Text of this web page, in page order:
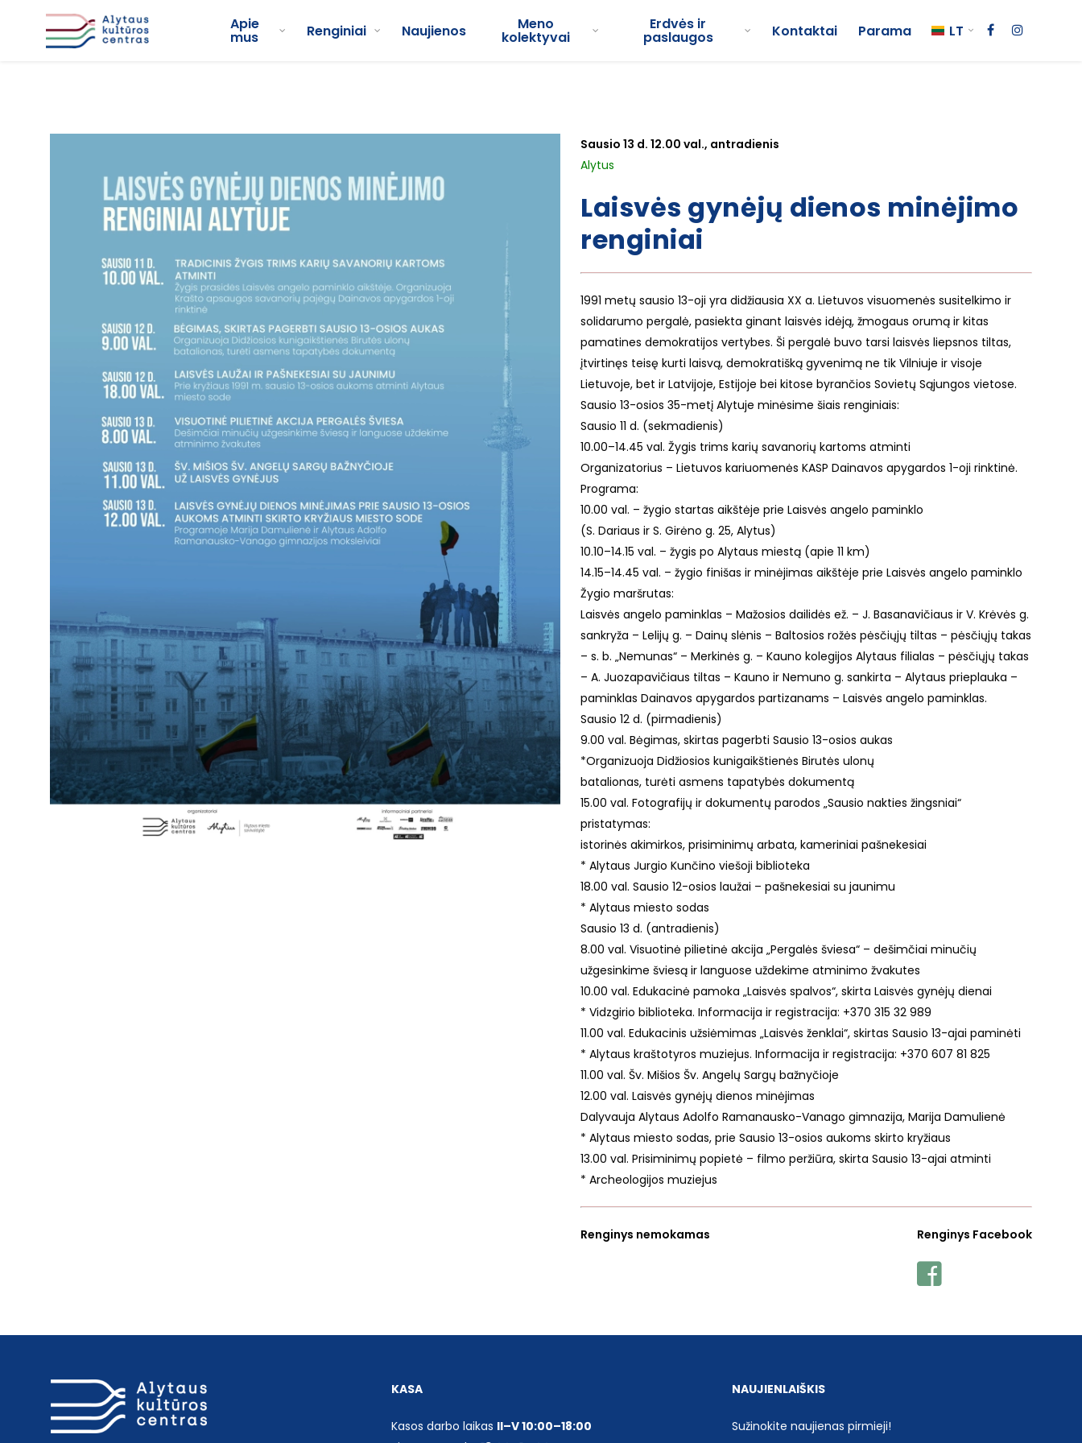
Apie
mus Renginiai Naujienos Meno
kolektyvai
Erdvės ir
paslaugos Kontaktai Parama LT
Sausio 13 d. 12.00 val., antradienis
Alytus
Laisvės gynėjų dienos minėjimo
renginiai
1991 metų sausio 13-oji yra didžiausia XX a. Lietuvos visuomenės susitelkimo ir
solidarumo pergalė, pasiekta ginant laisvės idėją, žmogaus orumą ir kitas
pamatines demokratijos vertybes. Ši pergalė buvo tarsi laisvės liepsnos tiltas,
įtvirtinęs teisę kurti laisvą, demokratišką gyvenimą ne tik Vilniuje ir visoje
Lietuvoje, bet ir Latvijoje, Estijoje bei kitose byrančios Sovietų Sąjungos vietose.
Sausio 13-osios 35-metį Alytuje minėsime šiais renginiais:
Sausio 11 d. (sekmadienis)
10.00–14.45 val. Žygis trims karių savanorių kartoms atminti
Organizatorius – Lietuvos kariuomenės KASP Dainavos apygardos 1-oji rinktinė.
Programa:
10.00 val. – žygio startas aikštėje prie Laisvės angelo paminklo
(S. Dariaus ir S. Girėno g. 25, Alytus)
10.10–14.15 val. – žygis po Alytaus miestą (apie 11 km)
14.15–14.45 val. – žygio finišas ir minėjimas aikštėje prie Laisvės angelo paminklo
Žygio maršrutas:
Laisvės angelo paminklas – Mažosios dailidės ež. – J. Basanavičiaus ir V. Krėvės g.
sankryža – Lelijų g. – Dainų slėnis – Baltosios rožės pėsčiųjų tiltas – pėsčiųjų takas
– s. b. „Nemunas“ – Merkinės g. – Kauno kolegijos Alytaus filialas – pėsčiųjų takas
– A. Juozapavičiaus tiltas – Kauno ir Nemuno g. sankirta – Alytaus prieplauka –
paminklas Dainavos apygardos partizanams – Laisvės angelo paminklas.
Sausio 12 d. (pirmadienis)
9.00 val. Bėgimas, skirtas pagerbti Sausio 13-osios aukas
*Organizuoja Didžiosios kunigaikštienės Birutės ulonų
batalionas, turėti asmens tapatybės dokumentą
15.00 val. Fotografijų ir dokumentų parodos „Sausio nakties žingsniai“
pristatymas:
istorinės akimirkos, prisiminimų arbata, kameriniai pašnekesiai
*Alytaus Jurgio Kunčino viešoji biblioteka
18.00 val. Sausio 12-osios laužai – pašnekesiai su jaunimu
*Alytaus miesto sodas
Sausio 13 d. (antradienis)
8.00 val. Visuotinė pilietinė akcija „Pergalės šviesa“ – dešimčiai minučių
užgesinkime šviesą ir languose uždekime atminimo žvakutes
10.00 val. Edukacinė pamoka „Laisvės spalvos“, skirta Laisvės gynėjų dienai
*Vidzgirio biblioteka. Informacija ir registracija: +370 315 32 989
11.00 val. Edukacinis užsiėmimas „Laisvės ženklai“, skirtas Sausio 13-ajai paminėti
*Alytaus kraštotyros muziejus. Informacija ir registracija: +370 607 81 825
11.00 val. Šv. Mišios Šv. Angelų Sargų bažnyčioje
12.00 val. Laisvės gynėjų dienos minėjimas
Dalyvauja Alytaus Adolfo Ramanausko-Vanago gimnazija, Marija Damulienė
*Alytaus miesto sodas, prie Sausio 13-osios aukoms skirto kryžiaus
13.00 val. Prisiminimų popietė – filmo peržiūra, skirta Sausio 13-ajai atminti
*Archeologijos muziejus
Renginys nemokamas Renginys Facebook
KASA
Kasos darbo laikas II–V 10:00–18:00
NAUJIENLAIŠKIS
Sužinokite naujienas pirmieji!